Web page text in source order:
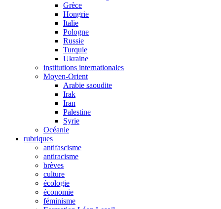
Grèce
Hongrie
Italie
Pologne
Russie
Turquie
Ukraine
institutions internationales
Moyen-Orient
Arabie saoudite
Irak
Iran
Palestine
Syrie
Océanie
rubriques
antifascisme
antiracisme
brèves
culture
écologie
économie
féminisme